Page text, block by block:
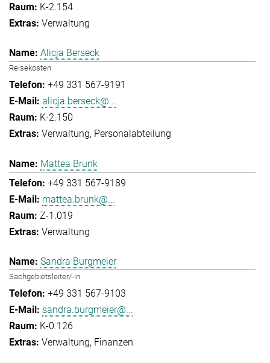
K-2.154
Verwaltung
Alicja Berseck
Reisekosten
+49 331 567-9191
alicja.berseck@...
K-2.150
Verwaltung Personalabteilung
Mattea Brunk
+49 331 567-9189
mattea.brunk@...
Z-1.019
Verwaltung
Sandra Burgmeier
Sachgebietsleiter/-in
+49 331 567-9103
sandra.burgmeier@...
K-0.126
Verwaltung Finanzen